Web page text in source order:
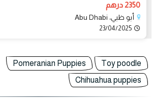
2350 درهم
أبو ظبي، Abu Dhabi
23/04/2025
Toy poodle
Pomeranian Puppies
Chihuahua puppies